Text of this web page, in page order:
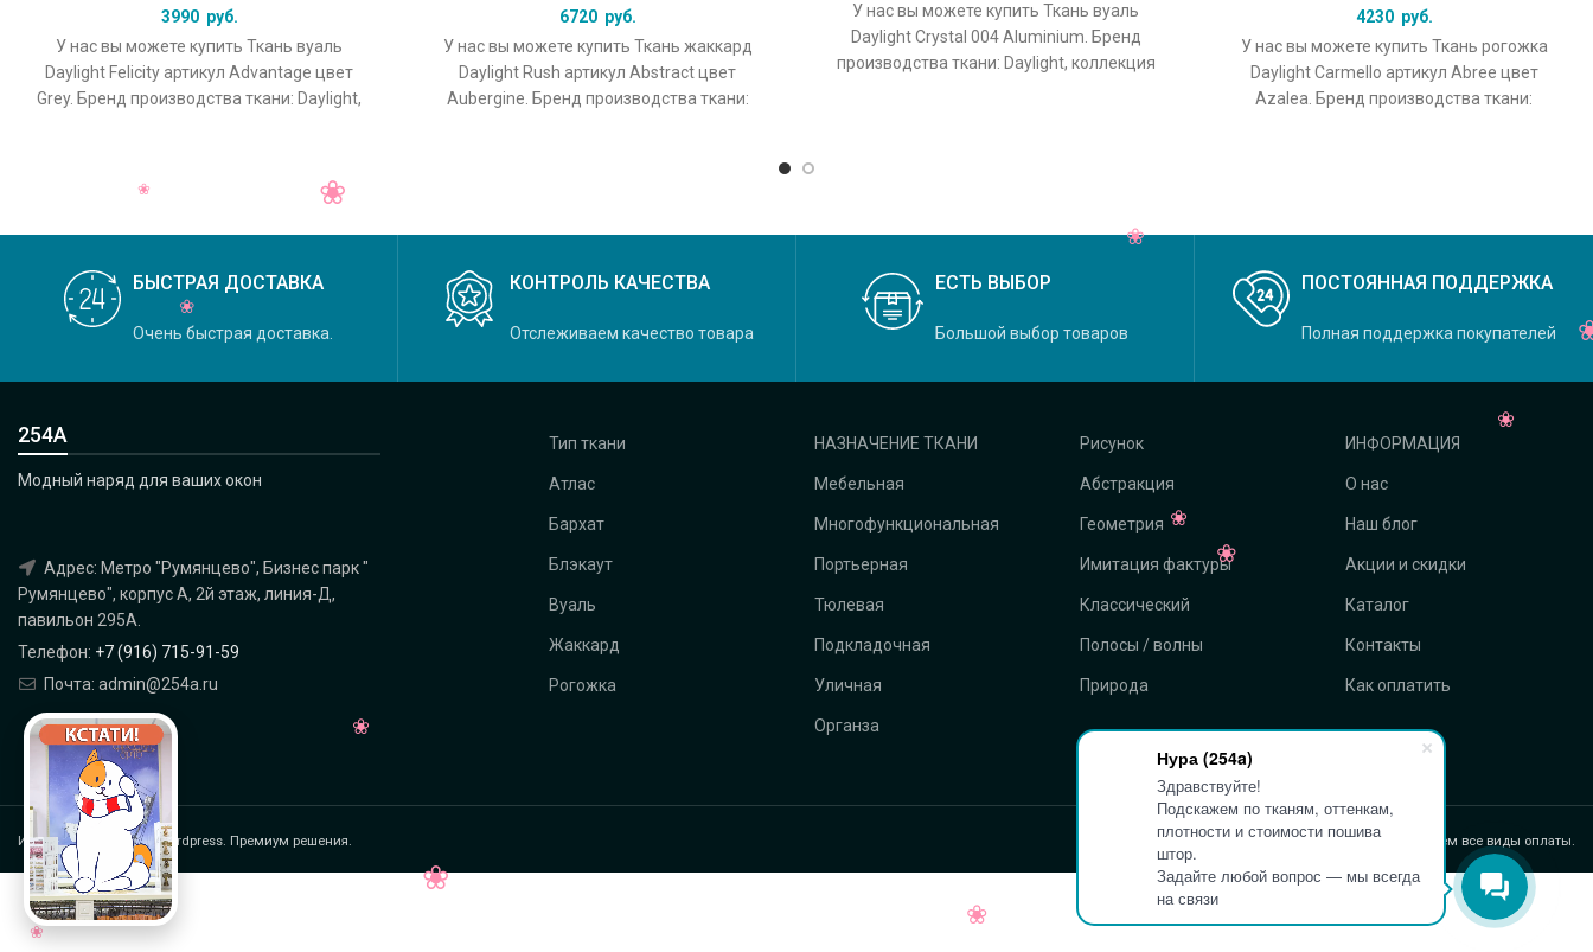
Нура (254a)
Здравствуйте!
Подскажем по тканям, оттенкам,
плотности и стоимости пошива
штор.
Задайте любой вопрос — мы всегда
на связи
3990 руб.
У нас вы можете купить Ткань вуаль
Daylight Felicity артикул Advantage цвет
Grey. Бренд производства ткани: Daylight,
6720 руб.
У нас вы можете купить Ткань жаккард
Daylight Rush артикул Abstract цвет
Aubergine. Бренд производства ткани:
У нас вы можете купить Ткань вуаль
Daylight Crystal 004 Aluminium. Бренд
производства ткани: Daylight, коллекция
4230 руб.
У нас вы можете купить Ткань рогожка
Daylight Carmello артикул Abree цвет
Azalea. Бренд производства ткани:
БЫСТРАЯ ДОСТАВКА
Очень быстрая доставка.
КОНТРОЛЬ КАЧЕСТВА
Отслеживаем качество товара
ЕСТЬ ВЫБОР
Большой выбор товаров
ПОСТОЯННАЯ ПОДДЕРЖКА
Полная поддержка покупателей
254А
Модный наряд для ваших окон
Адрес: Метро "Румянцево", Бизнес парк "
Румянцево", корпус А, 2й этаж, линия-Д,
павильон 295A.
Телефон: +7 (916) 715-91-59
Почта: admin@254a.ru
Тип ткани
Атлас
Бархат
Блэкаут
Вуаль
Жаккард
Рогожка
НАЗНАЧЕНИЕ ТКАНИ
Мебельная
Многофункциональная
Портьерная
Тюлевая
Подкладочная
Уличная
Органза
Рисунок
Абстракция
Геометрия
Имитация фактуры
Классический
Полосы / волны
Природа
ИНФОРМАЦИЯ
О нас
Наш блог
Акции и скидки
Каталог
Контакты
Как оплатить
Интернет магазин на Wordpress. Премиум решения. Принимаем все виды оплаты.